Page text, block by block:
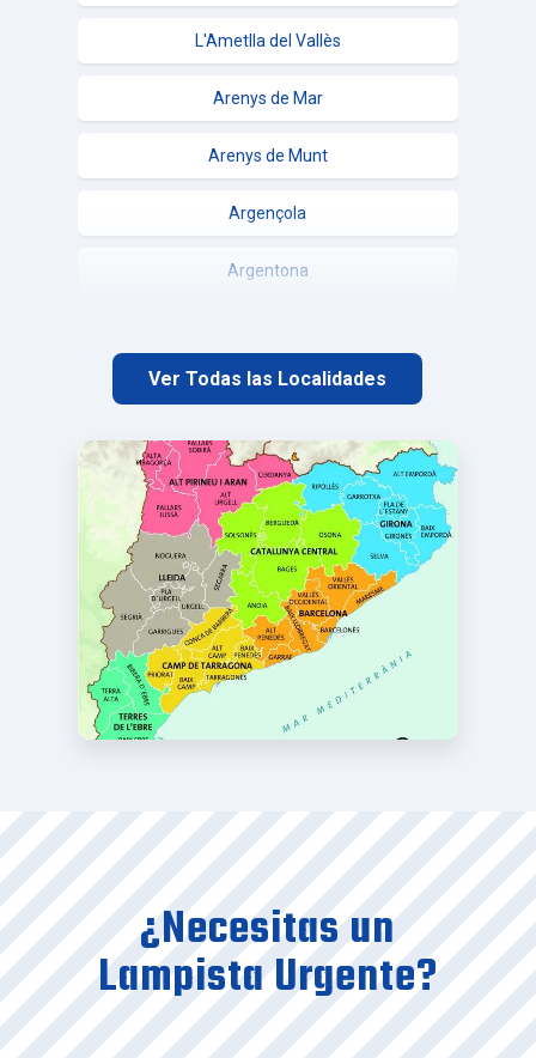
L'Ametlla del Vallès
Arenys de Mar
Arenys de Munt
Argençola
Argentona
Avià
Avinyó
Avinyonet del Penedès
Badalona
Badia del Vallès
Bagà
Balenyà
Barberà del Vallès
Barcelona
Begues
Bellprat
Ver Todas las Localidades
¿Necesitas un
Lampista Urgente?